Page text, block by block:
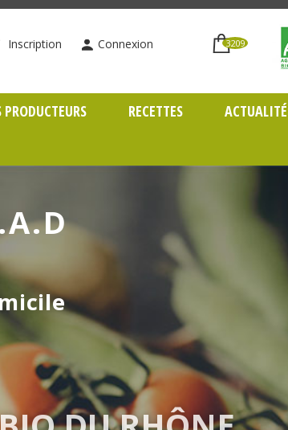
Inscription Connexion 3209
PRODUCTEURS RECETTES